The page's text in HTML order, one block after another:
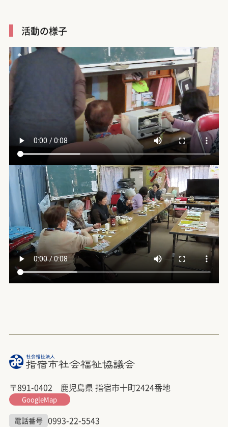
活動の様子
〒891-0402 鹿児島県 指宿市十町2424番地
GoogleMap
電話番号 0993-22-5543